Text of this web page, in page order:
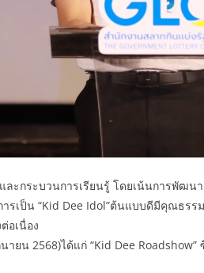
ะกระบวนการเรียนรู้ โดยเน้นการพัฒน
รเป็น “Kid Dee Idol”ต้นแบบดีมีคุณธรร
อเนื่อง
ายน 2568)ได้แก่ “Kid Dee